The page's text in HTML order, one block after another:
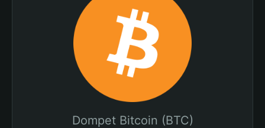
Dompet Bitcoin (BTC)